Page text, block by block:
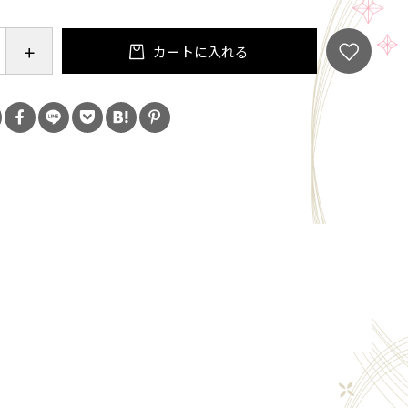
陽市
ズ3種類 1ヶ月
の他
ナッツ、燻製ピスタチオ、燻製柿ピーは直射日光及
カートに入れる